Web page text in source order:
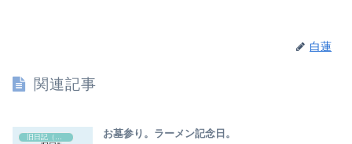
白蓮
関連記事
旧日記（エンピツ） お墓参り。ラーメン記念日。